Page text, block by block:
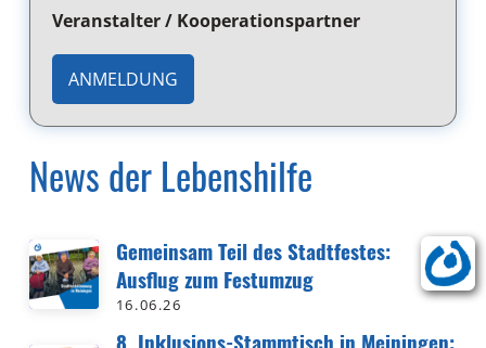
Veranstalter / Kooperationspartner
ANMELDUNG
News der Lebenshilfe
Gemeinsam Teil des Stadtfestes:
Ausflug zum Festumzug
16.06.26